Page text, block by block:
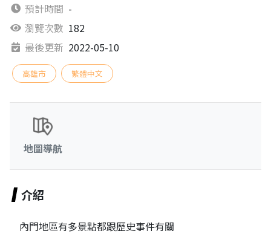
預計時間 -
瀏覽次數 182
最後更新 2022-05-10
高雄市 繁體中文
地圖導航
介紹
內門地區有多景點都跟歷史事件有關